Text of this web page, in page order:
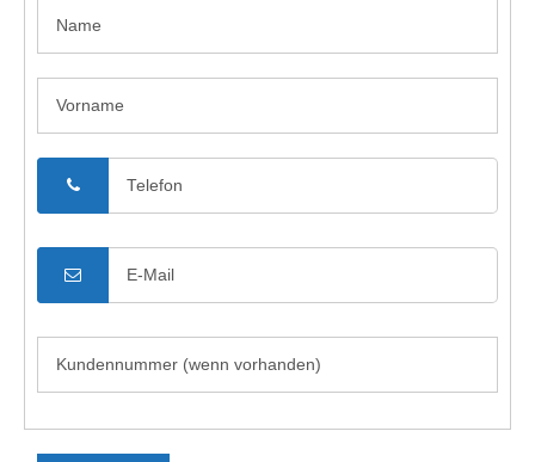
24h/ 365days
We offer support for our customers
Get in touch
376-293 City Road, Suite 600
San Francisco, CA 94102